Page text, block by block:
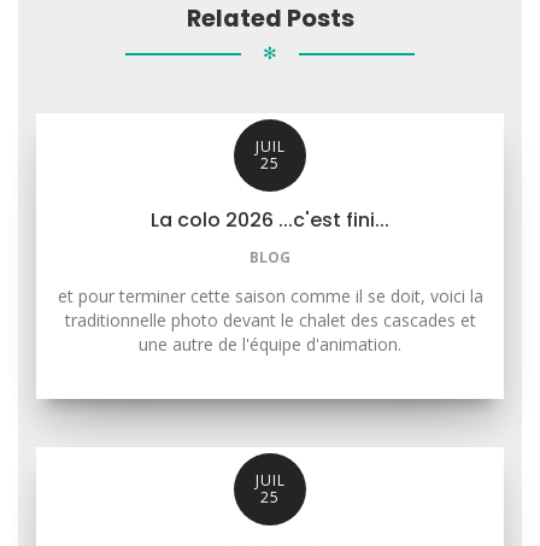
Related Posts
✻
JUIL
25
La colo 2026 ...c'est fini...
BLOG
et pour terminer cette saison comme il se doit, voici la
traditionnelle photo devant le chalet des cascades et
une autre de l'équipe d'animation.
JUIL
25